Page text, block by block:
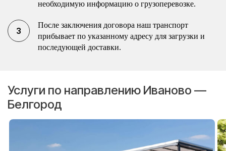
необходимую информацию о грузоперевозке.
После заключения договора наш транспорт
прибывает по указанному адресу для загрузки и
последующей доставки.
Услуги по направлению Иваново —
Белгород